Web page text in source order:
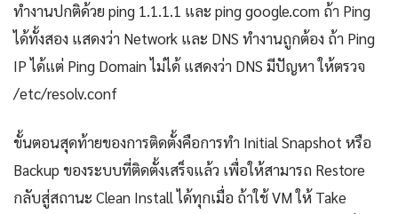
ทำงานปกติด้วย ping 1.1.1.1 และ ping google.com ถ้า Ping
ได้ทั้งสอง แสดงว่า Network และ DNS ทำงานถูกต้อง ถ้า Ping
IP ได้แต่ Ping Domain ไม่ได้ แสดงว่า DNS มีปัญหา ให้ตรวจ
/etc/resolv.conf
ขั้นตอนสุดท้ายของการติดตั้งคือการทำ Initial Snapshot หรือ
Backup ของระบบที่ติดตั้งเสร็จแล้ว เพื่อให้สามารถ Restore
กลับสู่สถานะ Clean Install ได้ทุกเมื่อ ถ้าใช้ VM ให้ Take